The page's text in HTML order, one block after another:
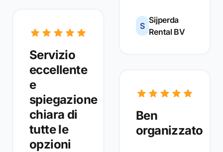
Servizio
eccellente
e
spiegazione
chiara di
tutte le
opzioni
S
Sijperda
Rental BV
Ben
organizzato